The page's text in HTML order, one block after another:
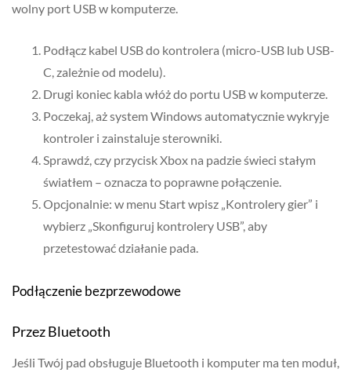
wolny port USB w komputerze.
Podłącz kabel USB do kontrolera (micro-USB lub USB-
C, zależnie od modelu).
Drugi koniec kabla włóż do portu USB w komputerze.
Poczekaj, aż system Windows automatycznie wykryje
kontroler i zainstaluje sterowniki.
Sprawdź, czy przycisk Xbox na padzie świeci stałym
światłem – oznacza to poprawne połączenie.
Opcjonalnie: w menu Start wpisz „Kontrolery gier” i
wybierz „Skonfiguruj kontrolery USB”, aby
przetestować działanie pada.
Podłączenie bezprzewodowe
Przez Bluetooth
Jeśli Twój pad obsługuje Bluetooth i komputer ma ten moduł,